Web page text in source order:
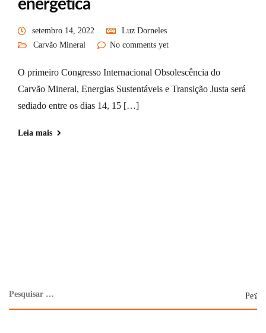
energética
setembro 14, 2022
Luz Dorneles
Carvão Mineral
No comments yet
O primeiro Congresso Internacional Obsolescência do
Carvão Mineral, Energias Sustentáveis e Transição Justa será
sediado entre os dias 14, 15 […]
Leia mais